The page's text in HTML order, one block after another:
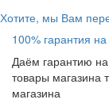
Хотите, мы Вам
100% гарантия
Даём гарантию
товары магазина
магазина